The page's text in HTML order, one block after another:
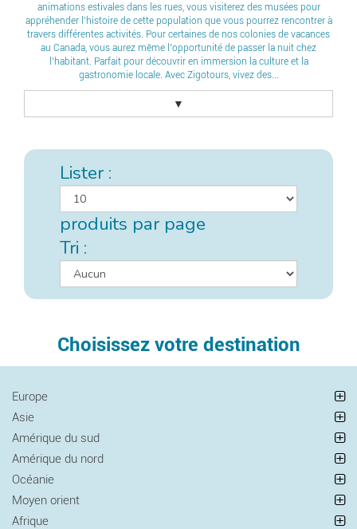
animations estivales dans les rues, vous visiterez des musées pour
appréhender l’histoire de cette population que vous pourrez rencontrer à
travers différentes activités. Pour certaines de nos colonies de vacances
au Canada, vous aurez même l’opportunité de passer la nuit chez
l’habitant. Parfait pour découvrir en immersion la culture et la
gastronomie locale. Avec Zigotours, vivez des...
▼
Lister :
produits par page
Tri :
Choisissez votre destination
Europe
Asie
Amérique du sud
Amérique du nord
Océanie
Moyen orient
Afrique